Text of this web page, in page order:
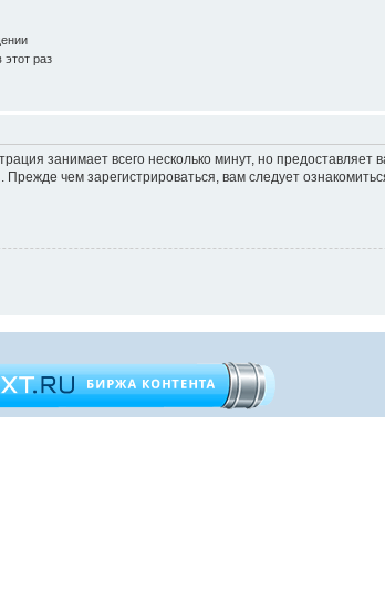
раз
занимает всего несколько минут, но
чем зарегистрироваться, вам следует